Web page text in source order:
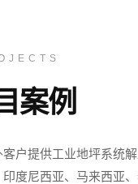
案例
户提供工业地坪系统
度尼西亚、马来西亚